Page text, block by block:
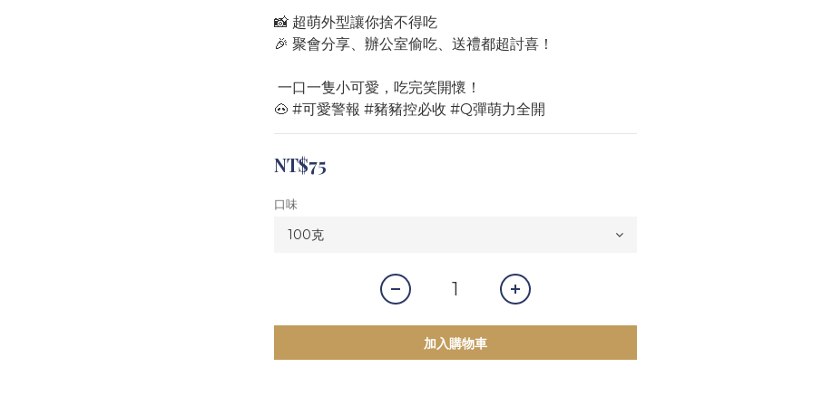
📸 超萌外型讓你捨不得吃
🎉 聚會分享、辦公室偷吃、送禮都超討喜！
一口一隻小可愛，吃完笑開懷！
🐽 #可愛警報 #豬豬控必收 #Q彈萌力全開
NT$75
口味
加入購物車